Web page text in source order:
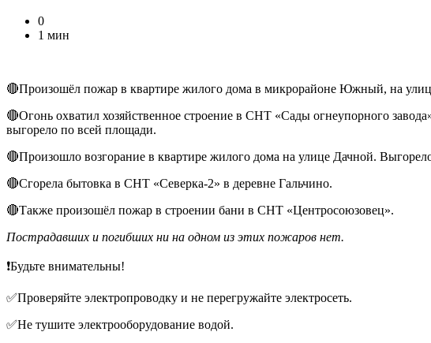
0
1 мин
🔴Произошёл пожар в квартире жилого дома в микрорайоне Южный, на
🔴Огонь охватил хозяйственное строение в СНТ «Сады огнеупорного
выгорело по всей площади.
🔴Произошло возгорание в квартире жилого дома на улице Дачной.
🔴Сгорела бытовка в СНТ «Северка-2» в деревне Гальчино.
🔴Также произошёл пожар в строении бани в СНТ «Центросоюзовец».
Пострадавших и погибших ни на одном из этих пожаров нет.
❗Будьте внимательны!
✅Проверяйте электропроводку и не перегружайте электросеть.
✅Не тушите электрооборудование водой.